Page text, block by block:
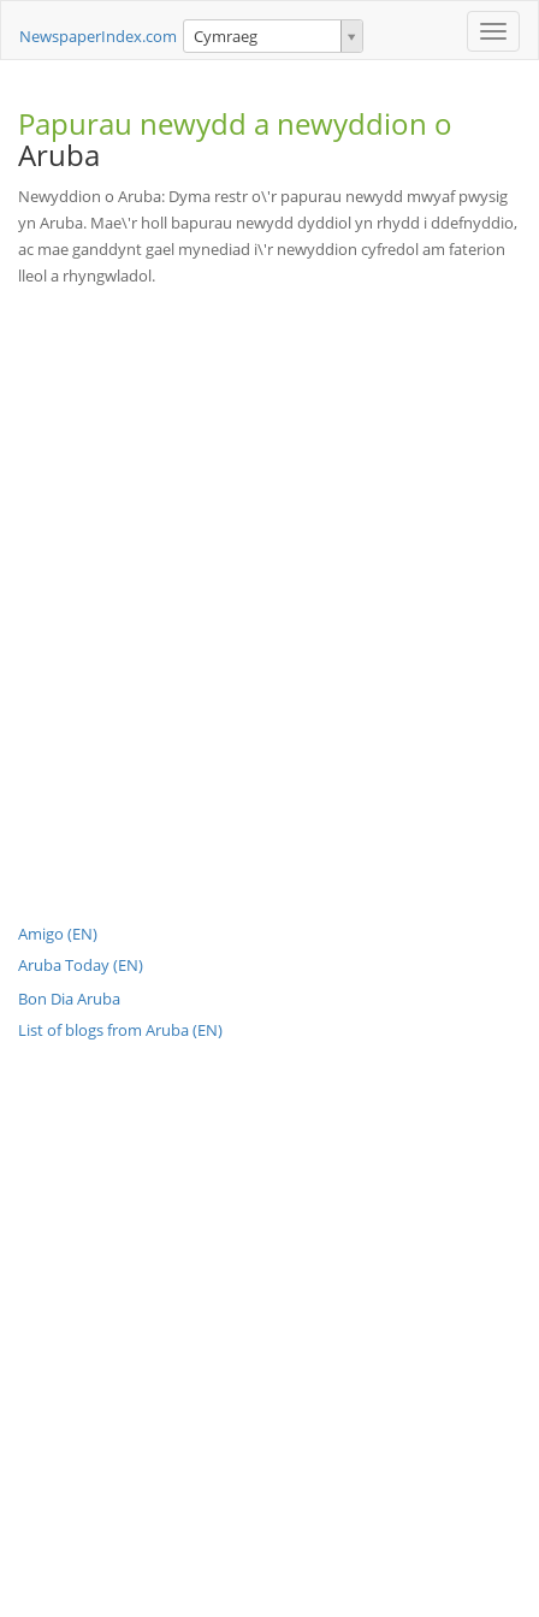
Toggle
NewspaperIndex.com Cymraeg
Papurau newydd a newyddion o
Aruba
Newyddion o Aruba: Dyma restr o\'r papurau newydd mwyaf pwysig
yn Aruba. Mae\'r holl bapurau newydd dyddiol yn rhydd i ddefnyddio,
ac mae ganddynt gael mynediad i\'r newyddion cyfredol am faterion
lleol a rhyngwladol.
Amigo (EN)
Aruba Today (EN)
Bon Dia Aruba
List of blogs from Aruba (EN)